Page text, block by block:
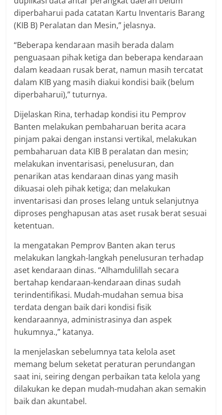
diperbaharui pada catatan Kartu Inventaris Barang
(KIB B) Peralatan dan Mesin,” jelasnya.
“Beberapa kendaraan masih berada dalam
penguasaan pihak ketiga dan beberapa kendaraan
dalam keadaan rusak berat, namun masih tercatat
dalam KIB yang masih diakui kondisi baik (belum
diperbaharui),” tuturnya.
Dijelaskan Rina, terhadap kondisi itu Pemprov
Banten melakukan pembaharuan berita acara
pinjam pakai dengan instansi vertikal, melakukan
pembaharuan data KIB B peralatan dan mesin;
melakukan inventarisasi, penelusuran, dan
penarikan atas kendaraan dinas yang masih
dikuasai oleh pihak ketiga; dan melakukan
inventarisasi dan proses lelang untuk selanjutnya
diproses penghapusan atas aset rusak berat sesuai
ketentuan.
Ia mengatakan Pemprov Banten akan terus
melakukan langkah-langkah penelusuran terhadap
aset kendaraan dinas. “Alhamdulillah secara
bertahap kendaraan-kendaraan dinas sudah
terindentifikasi. Mudah-mudahan semua bisa
terdata dengan baik dari kondisi fisik
kendaraannya, administrasinya dan aspek
hukumnya.,” katanya.
Ia menjelaskan sebelumnya tata kelola aset
memang belum seketat peraturan perundangan
saat ini, seiring dengan perbaikan tata kelola yang
dilakukan ke depan mudah-mudahan akan semakin
baik dan akuntabel.